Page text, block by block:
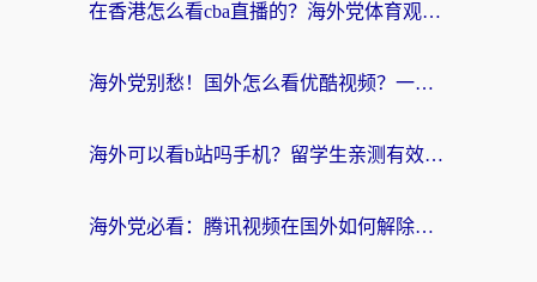
在香港怎么看cba直播的？海外党体育观赛终极指南：告别版权限制，畅享中文解说
海外党别愁！国外怎么看优酷视频？一招解决追剧、看直播难题
海外可以看b站吗手机？留学生亲测有效的回国加速指南
海外党必看：腾讯视频在国外如何解除地域限制？附优酷咪咕使用指南